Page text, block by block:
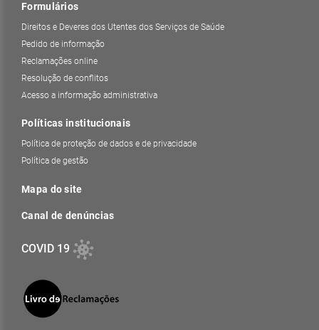
Formulários
Direitos e Deveres dos Utentes dos Serviços de Saúde
Pedido de informação
Reclamações online
Resolução de conflitos
Acesso a informação administrativa
Políticas institucionais
Política de proteção de dados e de privacidade
Política de gestão
Mapa do site
Canal de denúncias
COVID 19